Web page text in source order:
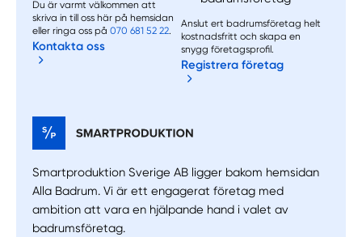
Du är varmt välkommen att
skriva in till oss här på hemsidan
eller ringa oss på070 681 52 22.
Kontakta oss
Anslut ert badrumsföretag helt
kostnadsfritt och skapa en
snygg företagsprofil.
Registrera företag
Smartproduktion Sverige AB ligger bakom hemsidan
Alla Badrum. Vi är ett engagerat företag med
ambition att vara en hjälpande hand i valet av
badrumsföretag.